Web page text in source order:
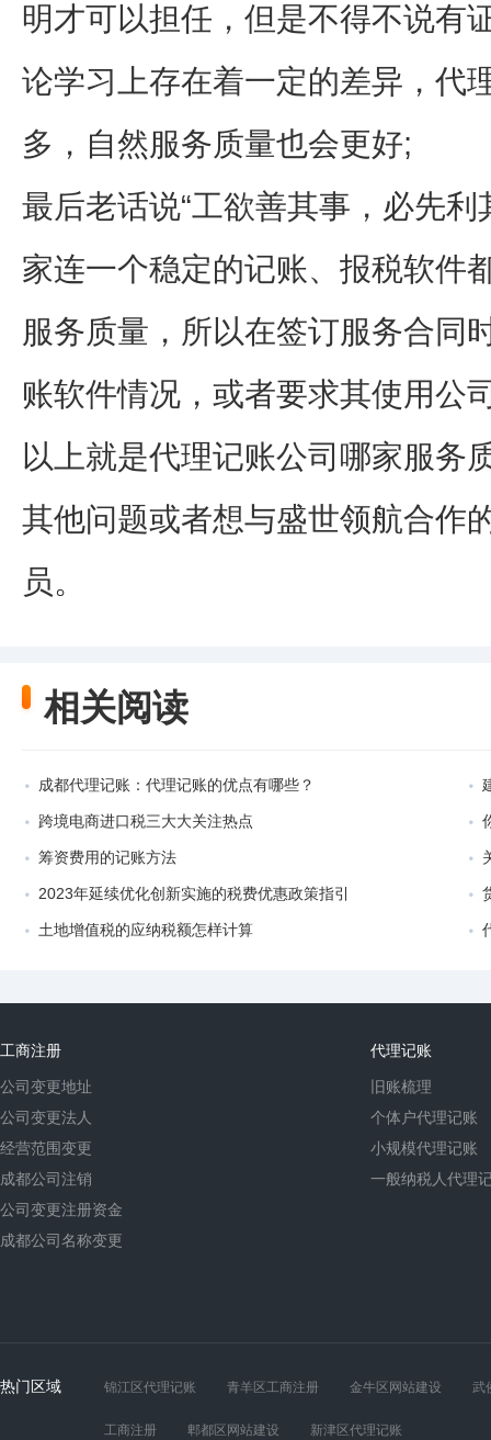
明才可以担任，但是不得不说有
论学习上存在着一定的差异，代
多，自然服务质量也会更好;
最后老话说“工欲善其事，必先
家连一个稳定的记账、报税软件
服务质量，所以在签订服务合同
账软件情况，或者要求其使用公
以上就是代理记账公司哪家服务
其他问题或者想与盛世领航合作
员。
相关阅读
成都代理记账：代理记账的优点有哪些？
跨境电商进口税三大大关注热点
筹资费用的记账方法
2023年延续优化创新实施的税费优惠政策指引
土地增值税的应纳税额怎样计算
工商注册
公司变更地址
公司变更法人
经营范围变更
成都公司注销
公司变更注册资金
成都公司名称变更
代理记账
旧账梳理
个体户代理记账
小规模代理记账
一般纳税人代理
热门区域 锦江区代理记账 青羊区工商注册 金牛区网站建设 武
工商注册 郫都区网站建设 新津区代理记账